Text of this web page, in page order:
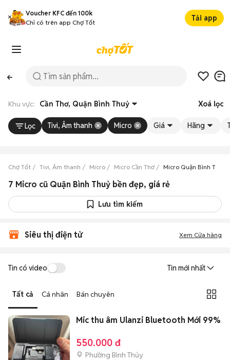
Voucher KFC đến 100k
Chỉ có trên app Chợ Tốt
Tải app
Khu vực: Cần Thơ, Quận Bình Thuỷ Xoá lọc
Lọc Tivi, Âm thanh Micro Giá Hãng
Chợ Tốt Tivi, Âm thanh Micro Micro Cần Thơ Micro Quận Bình Thuỷ
7 Micro cũ Quận Bình Thuỷ bền đẹp, giá rẻ
Lưu tìm kiếm
Siêu thị điện tử Xem Cửa hàng
Tin có video Tin mới nhất
Tất cả Cá nhân Bán chuyên
Mic thu âm Ulanzi Bluetooth Mới 99%
550.000 đ
Phường Bình Thủy